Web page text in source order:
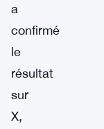
a
confirmé
le
résultat
sur
X,